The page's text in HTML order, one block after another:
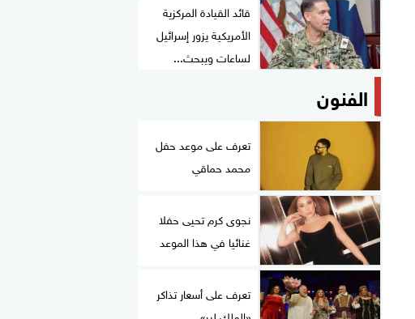
قائد القيادة المركزية
الأمريكية يزور إسرائيل
لساعات ويبحث...
الفنون
تعرف على موعد حفل
محمد حماقي
نجوى كرم تحيى حفلا
غنائيا في هذا الموعد
تعرف على أسعار تذاكر